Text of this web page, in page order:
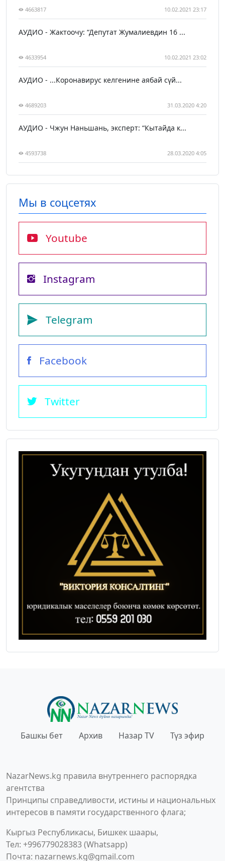
4663817 10.02.2021 23:17
АУДИО - Жактоочу: “Депутат Жумалиевдин 16 ...
4633954 10.02.2021 23:02
АУДИО - ...Коронавирус келгенине аябай сүй...
4689203 31.03.2020 4:20
АУДИО - Чжун Наньшань, эксперт: “Кытайда к...
4593738 28.03.2020 4:05
Мы в соцсетях
Youtube
Instagram
Telegram
Facebook
Twitter
Башкы бет Архив Назар TV Түз эфир
NazarNews.kg правила внутреннего распорядка
агентства
Принципы справедливости, истины и национальных
интересов в памяти государственного флага;
Кыргыз Республикасы, Бишкек шаары,
Тел: +996779028383 (Whatsapp)
Почта: nazarnews.kg@gmail.com